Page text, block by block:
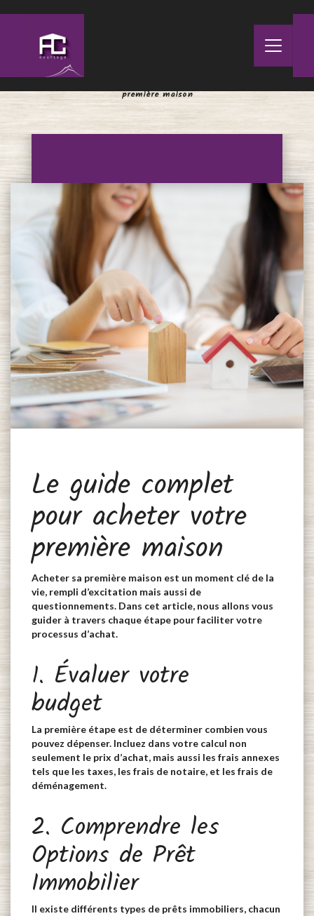
Accueil>Actualités
première maison
Le guide complet
pour acheter votre
première maison
Acheter sa première maison est un moment clé de la
vie, rempli d’excitation mais aussi de
questionnements. Dans cet article, nous allons vous
guider à travers chaque étape pour faciliter votre
processus d’achat.
1. Évaluer votre
budget
La première étape est de déterminer combien vous
pouvez dépenser. Incluez dans votre calcul non
seulement le prix d’achat, mais aussi les frais annexes
tels que les taxes, les frais de notaire, et les frais de
déménagement.
2. Comprendre les
Options de Prêt
Immobilier
Il existe différents types de prêts immobiliers, chacun